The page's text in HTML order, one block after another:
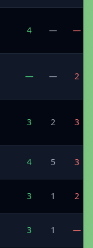
4 — —
— — 2
3 2 3
4 5 3
3 1 2
3 1 —